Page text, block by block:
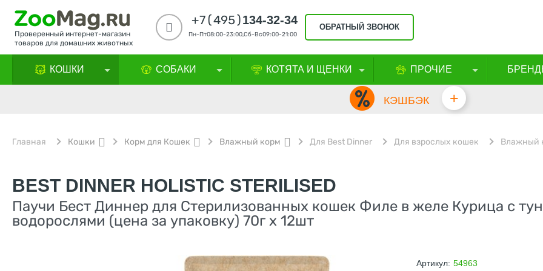
Проверенный интернет-магазин
товаров для домашних животных
+7(495)134-32-34
Пн-Пт08:00-23:00,Сб-Вс09:00-21:00
ОБРАТНЫЙ ЗВОНОК
КОШКИ СОБАКИ КОТЯТА И ЩЕНКИ ПРОЧИЕ
КЭШБЭК +
Главная Кошки Корм для Кошек Влажный корм Для Best Dinner Для взрослых кошек Влажный
BEST DINNER HOLISTIC STERILISED
Паучи Бест Диннер для Стерилизованных кошек Филе в желе Курица с
водорослями (цена за упаковку) 70г х 12шт
Артикул: 54963